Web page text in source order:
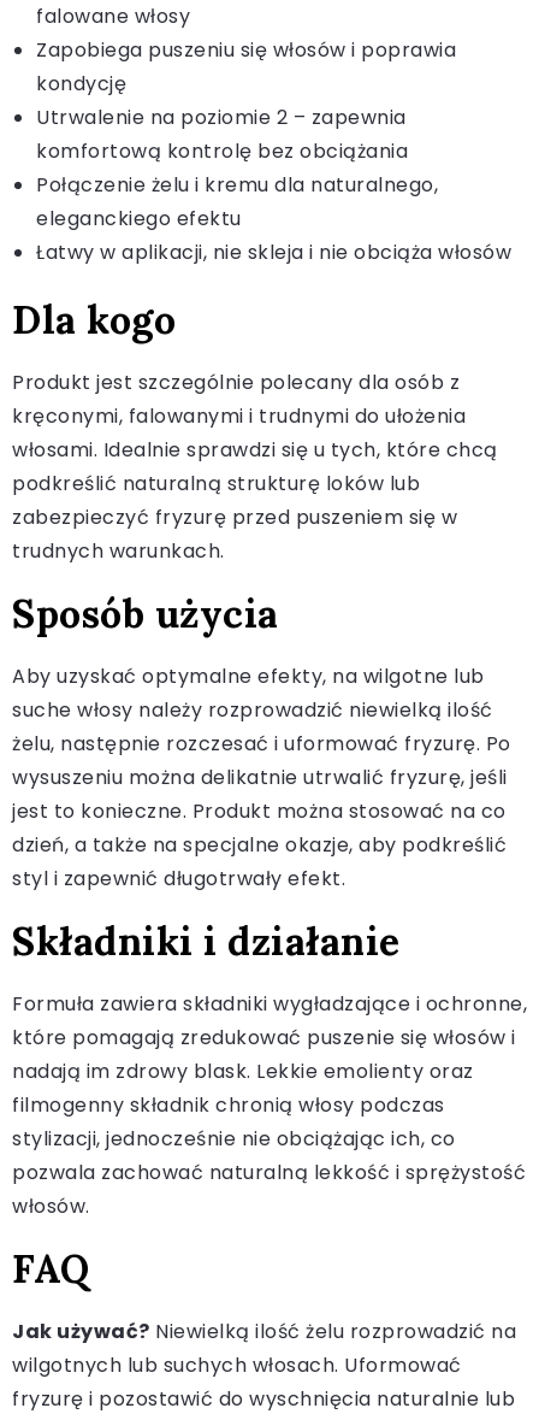
falowane włosy
Zapobiega puszeniu się włosów i poprawia
kondycję
Utrwalenie na poziomie 2 – zapewnia
komfortową kontrolę bez obciążania
Połączenie żelu i kremu dla naturalnego,
eleganckiego efektu
Łatwy w aplikacji, nie skleja i nie obciąża włosów
Dla kogo
Produkt jest szczególnie polecany dla osób z
kręconymi, falowanymi i trudnymi do ułożenia
włosami. Idealnie sprawdzi się u tych, które chcą
podkreślić naturalną strukturę loków lub
zabezpieczyć fryzurę przed puszeniem się w
trudnych warunkach.
Sposób użycia
Aby uzyskać optymalne efekty, na wilgotne lub
suche włosy należy rozprowadzić niewielką ilość
żelu, następnie rozczesać i uformować fryzurę. Po
wysuszeniu można delikatnie utrwalić fryzurę, jeśli
jest to konieczne. Produkt można stosować na co
dzień, a także na specjalne okazje, aby podkreślić
styl i zapewnić długotrwały efekt.
Składniki i działanie
Formuła zawiera składniki wygładzające i ochronne,
które pomagają zredukować puszenie się włosów i
nadają im zdrowy blask. Lekkie emolienty oraz
filmogenny składnik chronią włosy podczas
stylizacji, jednocześnie nie obciążając ich, co
pozwala zachować naturalną lekkość i sprężystość
włosów.
FAQ
Jak używać? Niewielką ilość żelu rozprowadzić na
wilgotnych lub suchych włosach. Uformować
fryzurę i pozostawić do wyschnięcia naturalnie lub